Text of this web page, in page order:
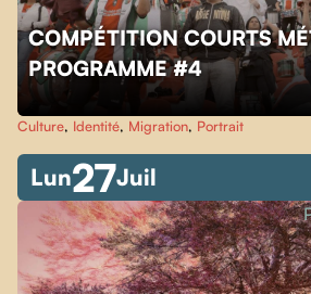
COMPÉTITION COURTS
PROGRAMME #4
Culture, Identité, Migration, Portrait
Lun27Juil